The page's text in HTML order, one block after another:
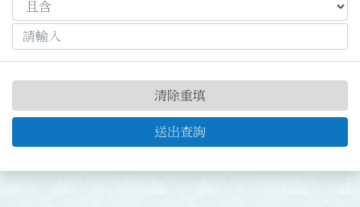
送出查詢
清除重填